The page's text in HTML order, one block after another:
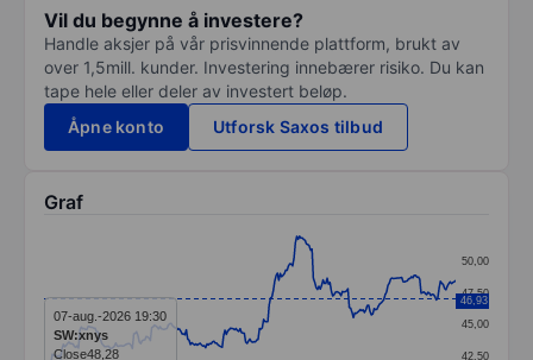
Vil du begynne å investere?
Handle aksjer på vår prisvinnende plattform, brukt av
over 1,5mill. kunder. Investering innebærer risiko. Du kan
tape hele eller deler av investert beløp.
Åpne konto
Utforsk Saxos tilbud
Graf
Line chart with 299 data points.
The chart has 1 X axis displaying categories.
The chart has 1 Y axis displaying values. Data ranges
42,50
45,00
47,50
50,00
46,93
07-aug.-2026 19:30
SW:xnys
Close48,28